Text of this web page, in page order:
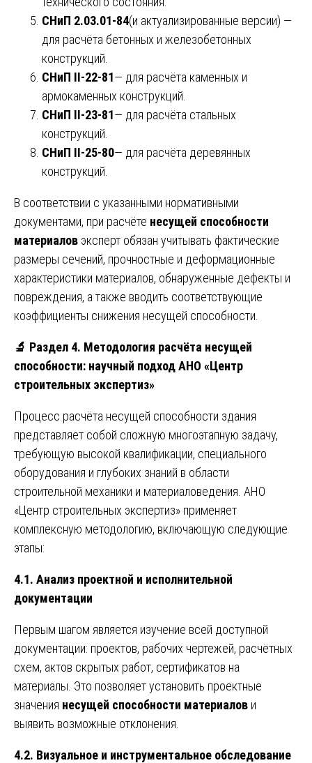
СНиП 2.03.01-84(и актуализированные версии) —
для расчёта бетонных и железобетонных
конструкций.
СНиП II-22-81— для расчёта каменных и
армокаменных конструкций.
СНиП II-23-81— для расчёта стальных
конструкций.
СНиП II-25-80— для расчёта деревянных
конструкций.
В соответствии с указанными нормативными
документами, при расчёте несущей способности
материалов эксперт обязан учитывать фактические
размеры сечений, прочностные и деформационные
характеристики материалов, обнаруженные дефекты и
повреждения, а также вводить соответствующие
коэффициенты снижения несущей способности.
🔬 Раздел 4. Методология расчёта несущей
способности: научный подход АНО «Центр
строительных экспертиз»
Процесс расчёта несущей способности здания
представляет собой сложную многоэтапную задачу,
требующую высокой квалификации, специального
оборудования и глубоких знаний в области
строительной механики и материаловедения. АНО
«Центр строительных экспертиз» применяет
комплексную методологию, включающую следующие
этапы:
4.1. Анализ проектной и исполнительной
документации
Первым шагом является изучение всей доступной
документации: проектов, рабочих чертежей, расчётных
схем, актов скрытых работ, сертификатов на
материалы. Это позволяет установить проектные
значения несущей способности материалов и
выявить возможные отклонения.
4.2. Визуальное и инструментальное обследование